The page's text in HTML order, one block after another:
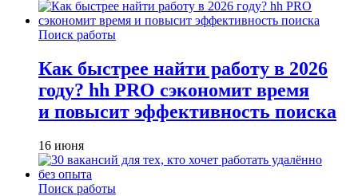
Поиск работы
Как быстрее найти работу в 2026
году? hh PRO сэкономит время
и повысит эффективность поиска
16 июня
Поиск работы